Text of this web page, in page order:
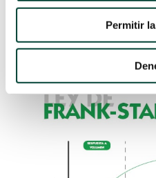
Permitir
una correlación
sistólico, y en este caso,
volúmenes posteriores